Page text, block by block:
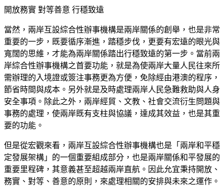
開放務實 對等善意 行穩致遠
當然，兩岸互設綜合性辦事機構是兩岸關係的創舉，也是非常
重要的一步，既要循序漸進，踏穩步伐，更要有宏遠的眼光與
寬闊的思維，才能為兩岸關係踏出行穩致遠的第一步。當前兩
岸綜合性辦事機構之首要功能，就是為使兩岸大量人民往來所
需辦理的入境證或簽注事務更為方便，免除經由港澳的程序，
節省時間與成本。另外就是及時處理兩岸人民急難救助與人身
安全事項。除此之外，兩岸經貿、文教、社會交流衍生問題與
事務的處理，使兩岸既有支柱與協議，達成其效益，也是其重
要的功能。
但是從宏觀來看，兩岸互設綜合性辦事機構也是「兩岸和平穩
定發展架構」的一個重要組成部分，也是兩岸關係和平發展的
重要里程碑，其意義甚至超越兩岸直航。因此允宜秉持開放、
務實、對等、善意的原則，來處理相關的安排與未來之運作。